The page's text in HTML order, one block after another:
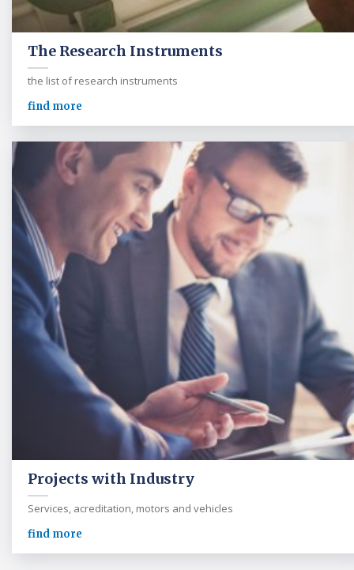
The Research Instruments
the list of research instruments
find more
Projects with Industry
Services, acreditation, motors and vehicles
find more